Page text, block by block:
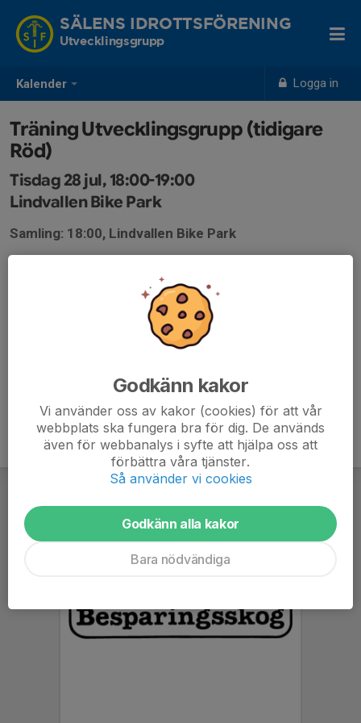
Kalender Logga in
SÄLENS IDROTTSFÖRENING
Utvecklingsgrupp
Träning Utvecklingsgrupp (tidigare
Röd)
Tisdag 28 jul, 18:00-19:00
Lindvallen Bike Park
Samling: 18:00, Lindvallen Bike Park
Godkänn kakor
Vi använder oss av kakor (cookies) för att vår
webbplats ska fungera bra för dig. De används
även för webbanalys i syfte att hjälpa oss att
förbättra våra tjänster.
Så använder vi cookies
Godkänn alla kakor
Bara nödvändiga